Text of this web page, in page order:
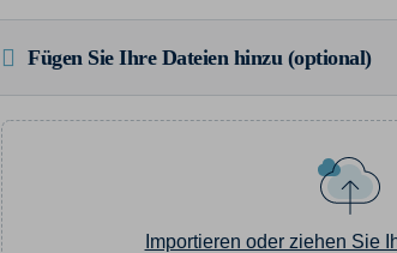
Fügen Sie Ihre Dateien hinzu (optional)
Importieren oder ziehen Sie